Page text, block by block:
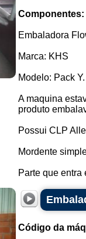
Componentes:
Embaladora
Marca: KHS
Modelo: Pack Y.
A maquina
produto
Possui CLP
Mordente
Parte que entra
Código da